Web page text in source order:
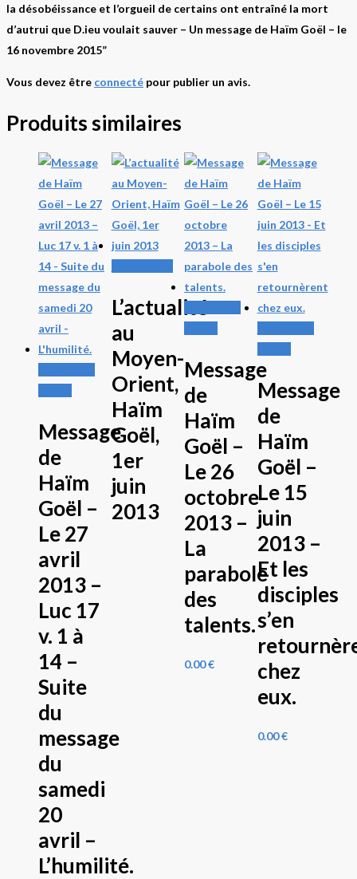
la désobéissance et l’orgueil de certains ont entraîné la mort
d’autrui que D.ieu voulait sauver – Un message de Haïm Goël – le
16 novembre 2015”
Vous devez être connecté pour publier un avis.
Produits similaires
Message
de
Haïm
Goël –
Le 27
avril
2013 –
Luc 17
v. 1 à
14 –
Suite
du
message
du
samedi
20
avril –
L’humilité.
L’actualité
au
Moyen-
Orient,
Haïm
Goël,
1er
juin
2013
Message
de
Haïm
Goël –
Le 26
octobre
2013 –
La
parabole
des
talents.
0.00€
Message
de
Haïm
Goël –
Le 15
juin
2013 –
Et les
disciples
s’en
chez
eux.
0.00€